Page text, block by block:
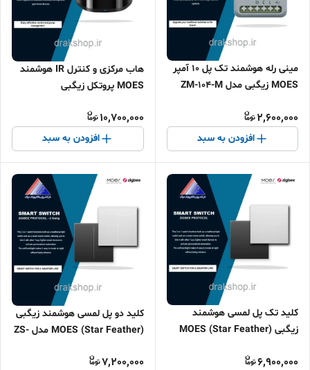
مینی رله هوشمند تک پل 10 آمپر
MOES زیگبی مدل ZM-104-M
2,600,000
افزودن به سبد
هاب مرکزی و کنترل IR هوشمند
MOES پروتکل زیگبی
10,700,000
افزودن به سبد
کلید تک پل لمسی هوشمند
زیگبی (MOES (Star Feather
6,900,000
کلید دو پل لمسی هوشمند زیگبی
(MOES (Star Feather مدل ZS-
7,200,000